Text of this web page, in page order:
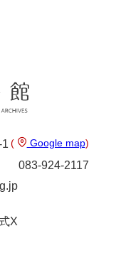
( Google map)
083-924-2117
X